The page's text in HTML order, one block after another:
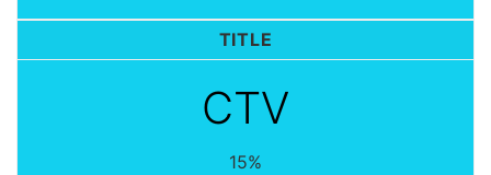
TITLE
CTV
15%